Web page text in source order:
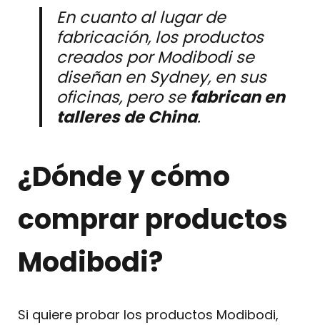
En cuanto al lugar de
fabricación, los productos
creados por Modibodi se
diseñan en Sydney, en sus
oficinas, pero se fabrican en
talleres de China.
¿Dónde y cómo
comprar productos
Modibodi?
Si quiere probar los productos Modibodi,